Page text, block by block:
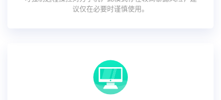
议仅在必要时谨慎使用。